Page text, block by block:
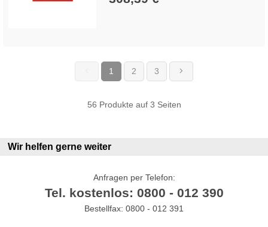
1 (current)
2 3
56 Produkte auf 3 Seiten
Wir helfen gerne weiter
Anfragen per Telefon:
Tel. kostenlos: 0800 - 012 390
Bestellfax: 0800 - 012 391